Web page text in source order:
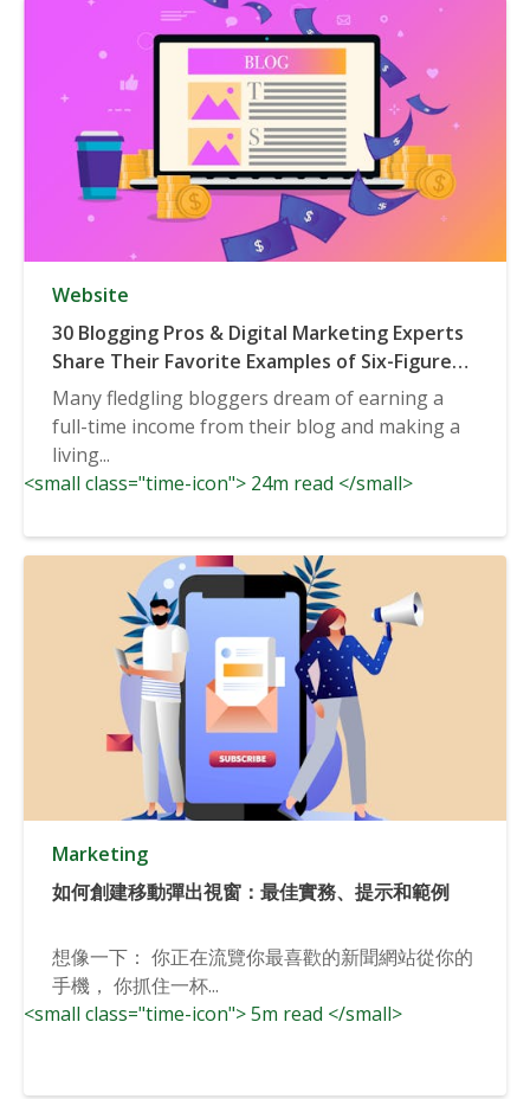
Website
30 Blogging Pros & Digital Marketing Experts
Share Their Favorite Examples of Six-Figure
(or Higher) Businesses Built on Blogging
Many fledgling bloggers dream of earning a
full-time income from their blog and making a
living...
<small class="time-icon"> 24m read </small>
Marketing
如何創建移動彈出視窗：最佳實務、提示和範例
想像一下： 你正在流覽你最喜歡的新聞網站從你的
手機， 你抓住一杯...
<small class="time-icon"> 5m read </small>